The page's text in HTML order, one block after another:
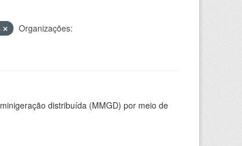
Organizações:
distribuída (MMGD) por meio de